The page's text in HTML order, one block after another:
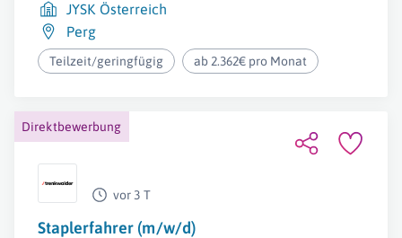
JYSK Österreich
Perg
Teilzeit/geringfügig ab 2.362€ pro Monat
Direktbewerbung
vor 3 T
Staplerfahrer (m/w/d)